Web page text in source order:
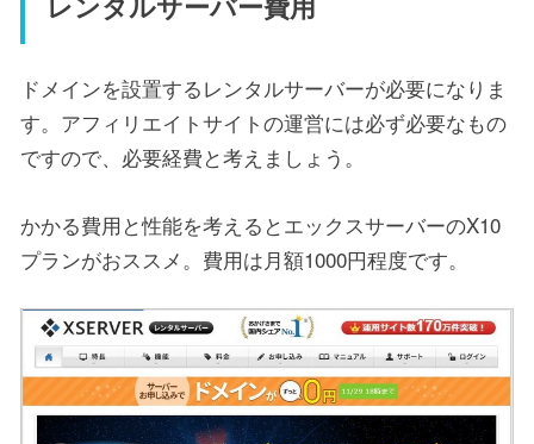
ドメインを設置するレンタルサーバーが必要になりま
す。アフィリエイトサイトの運営には必ず必要なもの
ですので、必要経費と考えましょう。
かかる費用と性能を考えるとエックスサーバーのX10
プランがおススメ。費用は月額1000円程度です。